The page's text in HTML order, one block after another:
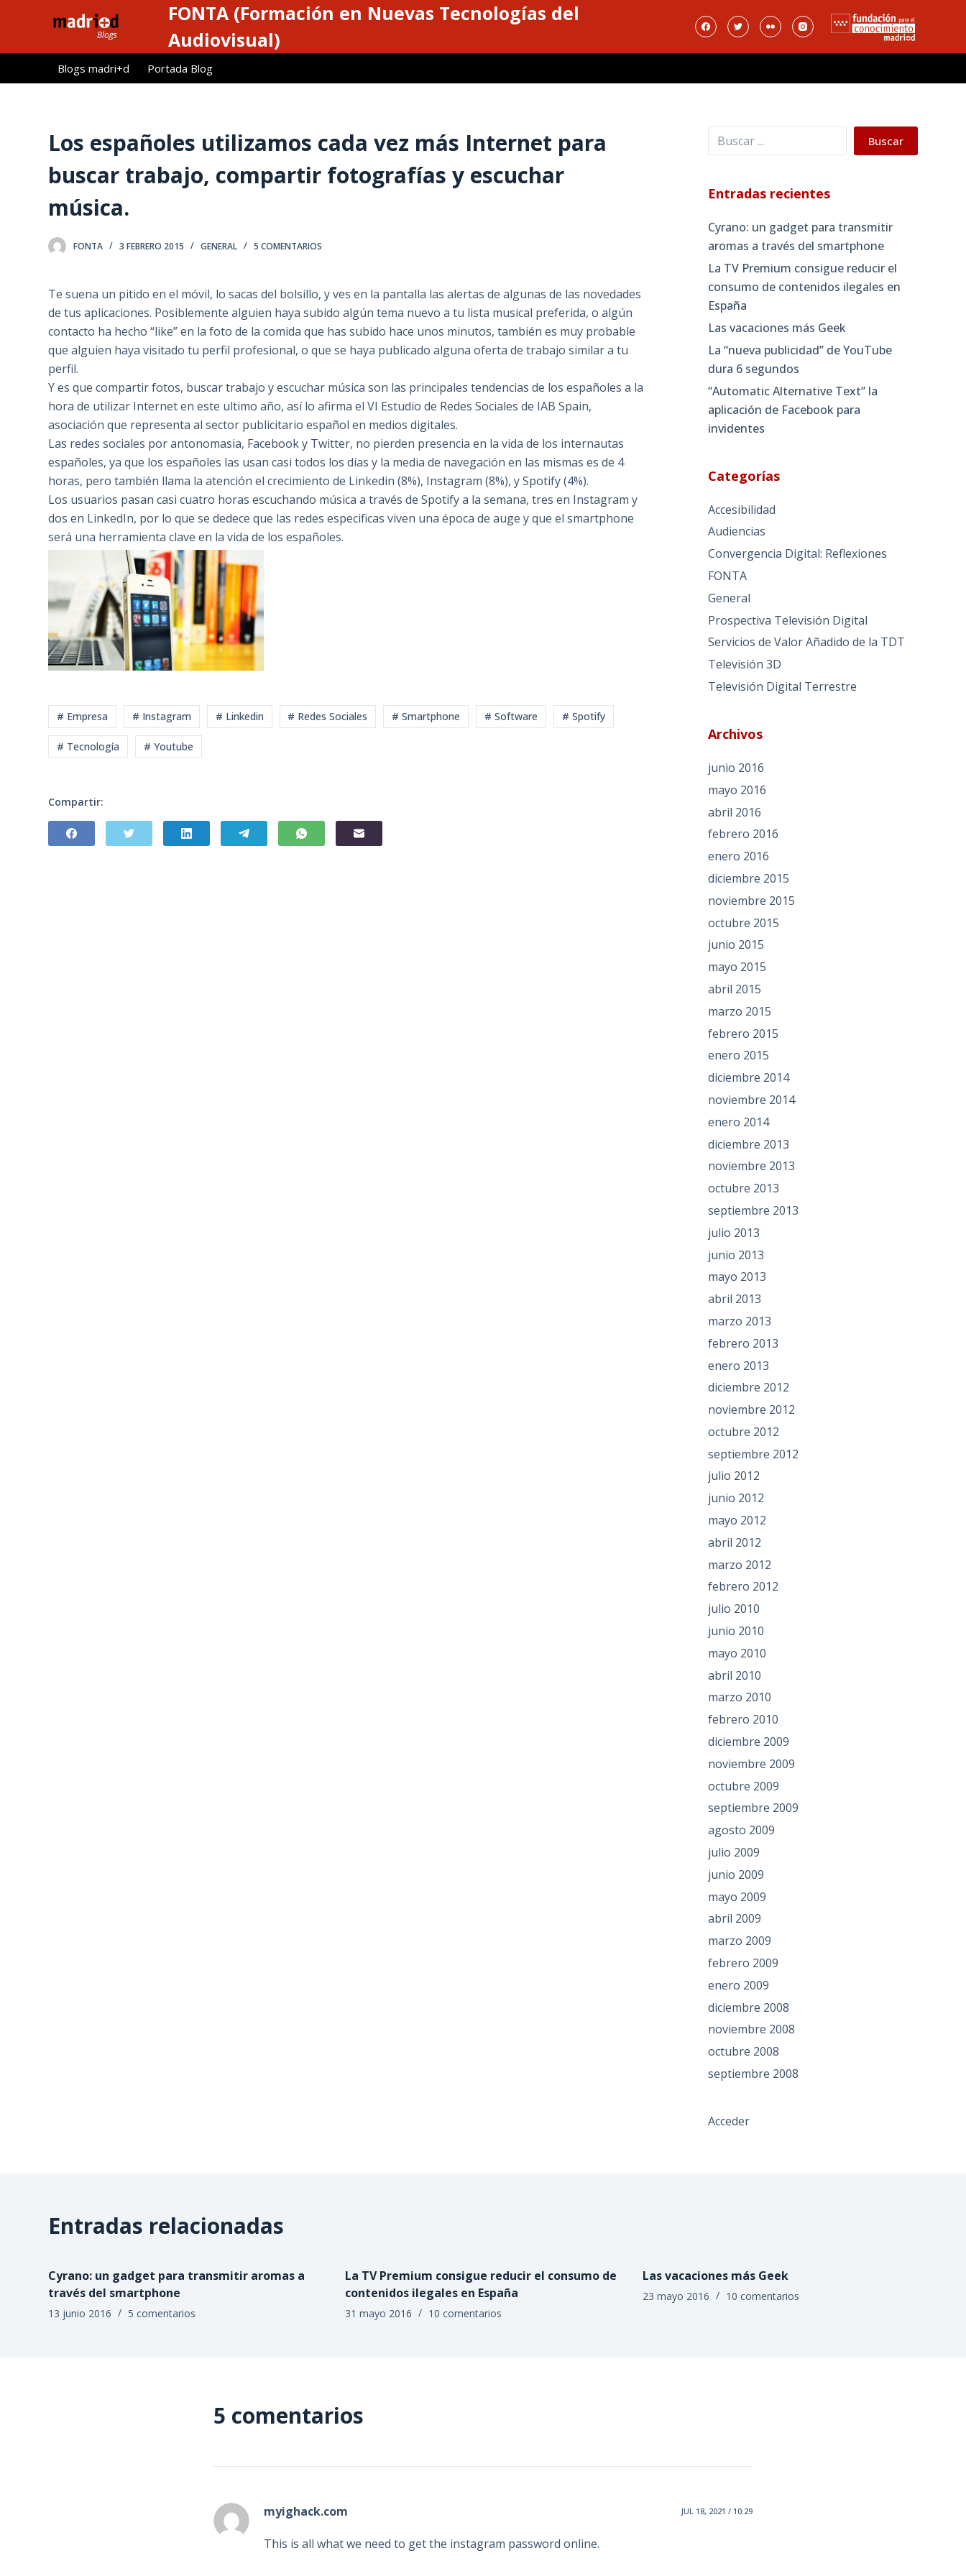
l
FONTA (Formación en Nuevas Tecnologías del
Audiovisual)
Blogs madri+d Portada Blog
Los españoles utilizamos cada vez más Internet para
buscar trabajo, compartir fotografías y escuchar
música.
FONTA 3 FEBRERO 2015 GENERAL 5 COMENTARIOS
Te suena un pitido en el móvil, lo sacas del bolsillo, y ves en la pantalla las alertas de algunas de las novedades
de tus aplicaciones. Posiblemente alguien haya subido algún tema nuevo a tu lista musical preferida, o algún
contacto ha hecho “like” en la foto de la comida que has subido hace unos minutos, también es muy probable
que alguien haya visitado tu perfil profesional, o que se haya publicado alguna oferta de trabajo similar a tu
perfil.
Y es que compartir fotos, buscar trabajo y escuchar música son las principales tendencias de los españoles a la
hora de utilizar Internet en este ultimo año, así lo afirma el VI Estudio de Redes Sociales de IAB Spain,
asociación que representa al sector publicitario español en medios digitales.
Las redes sociales por antonomasia, Facebook y Twitter, no pierden presencia en la vida de los internautas
españoles, ya que los españoles las usan casi todos los días y la media de navegación en las mismas es de 4
horas, pero también llama la atención el crecimiento de Linkedin (8%), Instagram (8%), y Spotify (4%).
Los usuarios pasan casi cuatro horas escuchando música a través de Spotify a la semana, tres en Instagram y
dos en LinkedIn, por lo que se dedece que las redes especificas viven una época de auge y que el smartphone
será una herramienta clave en la vida de los españoles.
# Empresa # Instagram # Linkedin # Redes Sociales # Smartphone # Software # Spotify
# Tecnología # Youtube
Compartir:
Buscar Buscar
Entradas recientes
Cyrano: un gadget para transmitir
aromas a través del smartphone
La TV Premium consigue reducir el
consumo de contenidos ilegales en
España
Las vacaciones más Geek
La “nueva publicidad” de YouTube
dura 6 segundos
“Automatic Alternative Text” la
aplicación de Facebook para
invidentes
Categorías
Accesibilidad
Audiencias
Convergencia Digital: Reflexiones
FONTA
General
Prospectiva Televisión Digital
Servicios de Valor Añadido de la TDT
Televisión 3D
Televisión Digital Terrestre
Archivos
junio 2016
mayo 2016
abril 2016
febrero 2016
enero 2016
diciembre 2015
noviembre 2015
octubre 2015
junio 2015
mayo 2015
abril 2015
marzo 2015
febrero 2015
enero 2015
diciembre 2014
noviembre 2014
enero 2014
diciembre 2013
noviembre 2013
octubre 2013
septiembre 2013
julio 2013
junio 2013
mayo 2013
abril 2013
marzo 2013
febrero 2013
enero 2013
diciembre 2012
noviembre 2012
octubre 2012
septiembre 2012
julio 2012
junio 2012
mayo 2012
abril 2012
marzo 2012
febrero 2012
julio 2010
junio 2010
mayo 2010
abril 2010
marzo 2010
febrero 2010
diciembre 2009
noviembre 2009
octubre 2009
septiembre 2009
agosto 2009
julio 2009
junio 2009
mayo 2009
abril 2009
marzo 2009
febrero 2009
enero 2009
diciembre 2008
noviembre 2008
octubre 2008
septiembre 2008
Acceder
Entradas relacionadas
Cyrano: un gadget para transmitir aromas a
través del smartphone
13 junio 2016 5 comentarios
La TV Premium consigue reducir el consumo de
contenidos ilegales en España
31 mayo 2016 10 comentarios
Las vacaciones más Geek
23 mayo 2016 10 comentarios
5 comentarios
myighack.com JUL 18, 2021 / 10:29
This is all what we need to get the instagram password online.